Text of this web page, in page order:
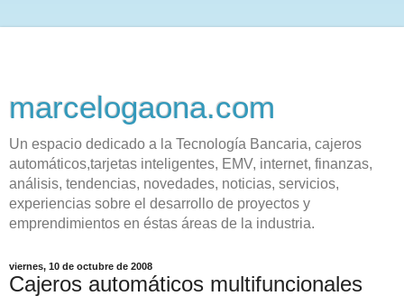
marcelogaona.com
Un espacio dedicado a la Tecnología Bancaria, cajeros
automáticos,tarjetas inteligentes, EMV, internet, finanzas,
análisis, tendencias, novedades, noticias, servicios,
experiencias sobre el desarrollo de proyectos y
emprendimientos en éstas áreas de la industria.
viernes, 10 de octubre de 2008
Cajeros automáticos multifuncionales